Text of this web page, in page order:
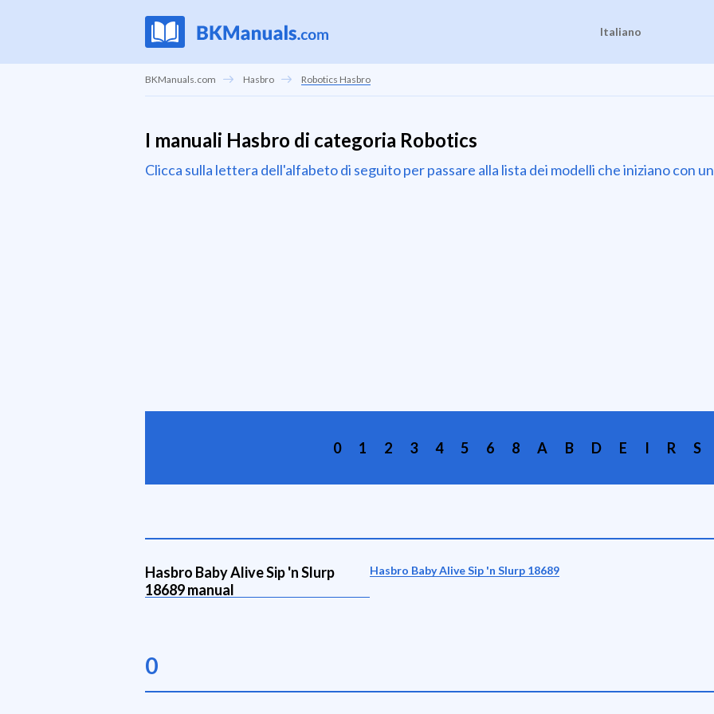
Italiano
BKManuals.com Hasbro Robotics Hasbro
I manuali Hasbro di categoria Robotics
Clicca sulla lettera dell'alfabeto di seguito per passare alla lista dei modelli che iniziano con
0 1 2 3 4 5 6 8 A B D E I R S
Hasbro Baby Alive Sip 'n Slurp
18689 manual
Hasbro Baby Alive Sip 'n Slurp 18689
0